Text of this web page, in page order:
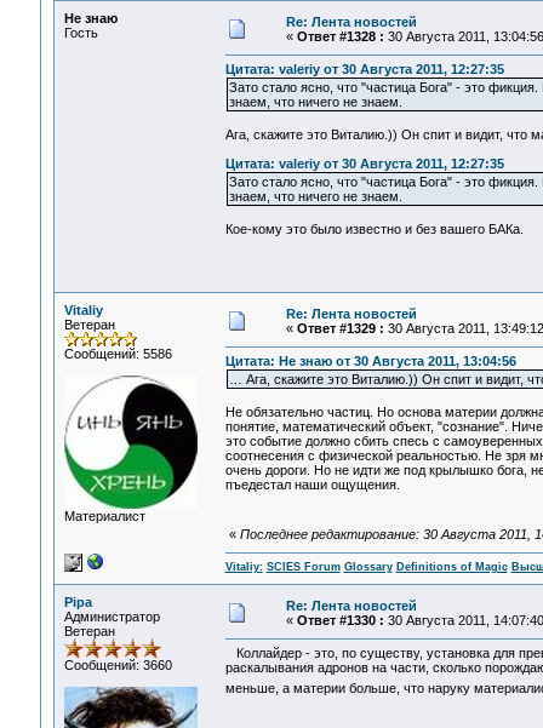
Не знаю
Гость
Re: Лента новостей
« Ответ #1328 : 30 Августа 2011,
Цитата: valeriy от 30 Августа 2011, 12:27:35
Зато стало ясно, что "частица Бога" - это
знаем, что ничего не знаем.
Ага, скажите это Виталию.)) Он спит и видит, что
Цитата: valeriy от 30 Августа 2011, 12:27:35
Зато стало ясно, что "частица Бога" - это
знаем, что ничего не знаем.
Кое-кому это было известно и без вашего БАКа.
Vitaliy
Ветеран
Сообщений: 5586
Материалист
Re: Лента новостей
« Ответ #1329 : 30 Августа 2011,
Цитата: Не знаю от 30 Августа 2011, 13:04:56
… Ага, скажите это Виталию.)) Он спит и видит,
Не обязательно частиц. Но основа материи
понятие, математический объект, "сознание".
это событие должно сбить спесь с
соотнесения с физической реальностью. Не зря
очень дороги. Но не идти же под крылышко бога,
пъедестал наши ощущения.
« Последнее редактирование: 30 Августа 2011,
Vitaliy: SCIES Forum Glossary Definitions of Magic
Pipa
Администратор
Ветеран
Сообщений: 3660
Re: Лента новостей
« Ответ #1330 : 30 Августа 2011,
Коллайдер - это, по существу, установка для
раскалывания адронов на части, сколько
меньше, а материи больше, что наруку